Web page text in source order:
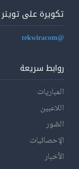
تكويرة على تويتر
@tekwiracom
روابط سريعة
المباريات
اللاعبين
الصّور
الإحصائيات
الأخبار